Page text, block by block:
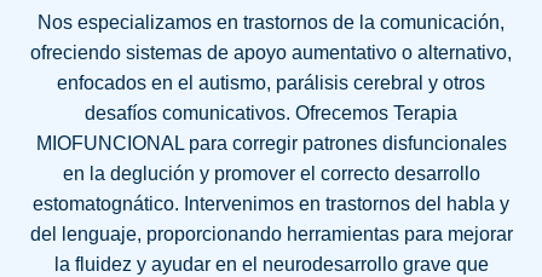
Nos especializamos en trastornos de la comunicación,
ofreciendo sistemas de apoyo aumentativo o alternativo,
enfocados en el autismo, parálisis cerebral y otros
desafíos comunicativos. Ofrecemos Terapia
MIOFUNCIONAL para corregir patrones disfuncionales
en la deglución y promover el correcto desarrollo
estomatognático. Intervenimos en trastornos del habla y
del lenguaje, proporcionando herramientas para mejorar
la fluidez y ayudar en el neurodesarrollo grave que